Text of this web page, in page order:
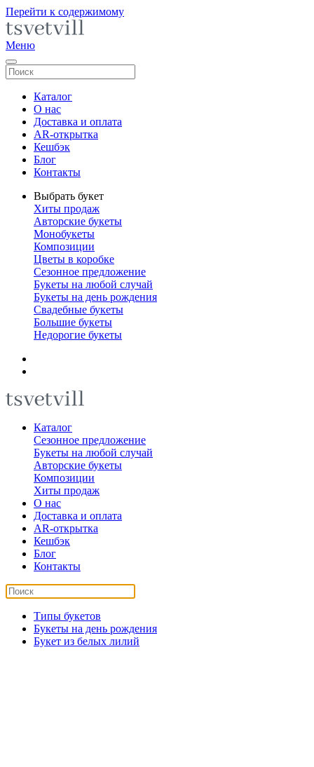
Перейти к содержимому
Меню
Каталог
О нас
Доставка и оплата
AR-открытка
Кешбэк
Блог
Контакты
Выбрать букет
Хиты продаж
Авторские букеты
Монобукеты
Композиции
Цветы в коробке
Сезонное предложение
Букеты на любой случай
Букеты на день рождения
Свадебные букеты
Большие букеты
Недорогие букеты
Каталог
Сезонное предложение
Букеты на любой случай
Авторские букеты
Композиции
Хиты продаж
О нас
Доставка и оплата
AR-открытка
Кешбэк
Блог
Контакты
Типы букетов
Букеты на день рождения
Букет из белых лилий